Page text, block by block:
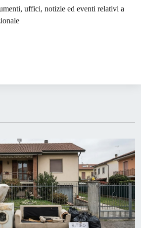
uffici, notizie ed eventi relativi a